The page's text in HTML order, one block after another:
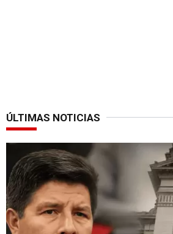
ÚLTIMAS NOTICIAS